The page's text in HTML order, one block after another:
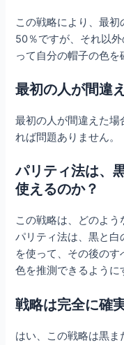
この戦略により、最
50％ですが、それ以
って自分の帽子の色を
最初の人が間違
最初の人が間違えた
れば問題ありません。
パリティ法は、
使えるのか？
この戦略は、どのよう
パリティ法は、黒と白
を使って、その後の
色を推測できるように
戦略は完全に確
はい、この戦略は黒